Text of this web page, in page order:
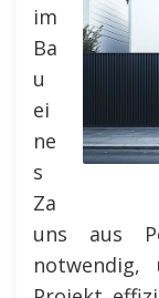
im
Ba
u
ei
ne
s
Za
uns aus
notwendig,